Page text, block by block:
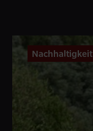
Nachhaltigkeit